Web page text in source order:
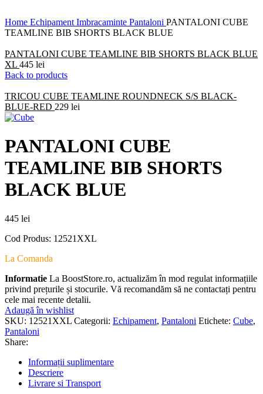
Home Echipament Imbracaminte Pantaloni PANTALONI CUBE
TEAMLINE BIB SHORTS BLACK BLUE
PANTALONI CUBE TEAMLINE BIB SHORTS BLACK BLUE
XL 445 lei
Back to products
TRICOU CUBE TEAMLINE ROUNDNECK S/S BLACK-
BLUE-RED 229 lei
PANTALONI CUBE
TEAMLINE BIB SHORTS
BLACK BLUE
445 lei
Cod Produs: 12521XXL
La Comanda
Informatie La BoostStore.ro, actualizăm în mod regulat informațiile
privind prețurile și stocurile. Vă recomandăm să ne contactați pentru
cele mai recente detalii.
Adaugă în wishlist
SKU: 12521XXL Categorii: Echipament, Pantaloni Etichete: Cube,
Pantaloni
Share:
Informații suplimentare
Descriere
Livrare si Transport